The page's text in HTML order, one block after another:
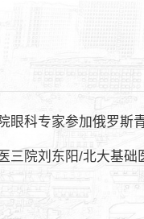
眼科专家参加俄罗斯
三院刘东阳/北大基